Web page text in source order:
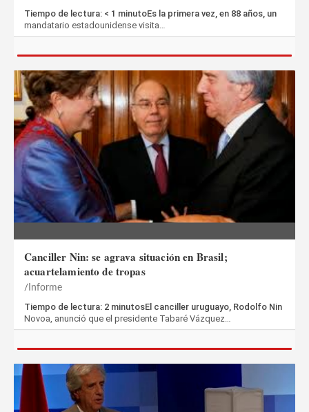
Tiempo de lectura: < 1 minutoEs la primera vez, en 88 años, un
mandatario estadounidense visita…
Canciller Nin: se agrava situación en Brasil;
acuartelamiento de tropas
Informe
Tiempo de lectura: 2 minutosEl canciller uruguayo, Rodolfo Nin
Novoa, anunció que el presidente Tabaré Vázquez…